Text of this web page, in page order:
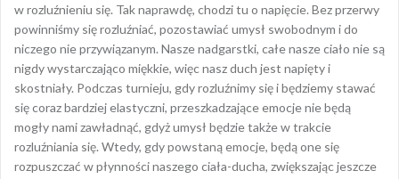
w rozluźnieniu się. Tak naprawdę, chodzi tu o napięcie. Bez przerwy
powinniśmy się rozluźniać, pozostawiać umysł swobodnym i do
niczego nie przywiązanym. Nasze nadgarstki, całe nasze ciało nie są
nigdy wystarczająco miękkie, więc nasz duch jest napięty i
skostniały. Podczas turnieju, gdy rozluźnimy się i będziemy stawać
się coraz bardziej elastyczni, przeszkadzające emocje nie będą
mogły nami zawładnąć, gdyż umysł będzie także w trakcie
rozluźniania się. Wtedy, gdy powstaną emocje, będą one się
rozpuszczać w płynności naszego ciała-ducha, zwiększając jeszcze